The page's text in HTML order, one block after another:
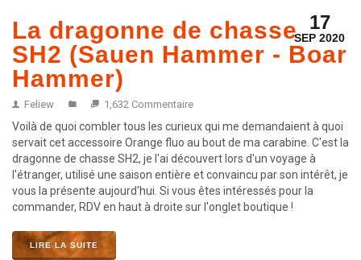
La dragonne de chasse
SH2 (Sauen Hammer - Boar
Hammer)
Feliew 1,632 Commentaire
17
SEP 2020
Voilà de quoi combler tous les curieux qui me demandaient à quoi
servait cet accessoire Orange fluo au bout de ma carabine. C'est la
dragonne de chasse SH2, je l'ai découvert lors d'un voyage à
l'étranger, utilisé une saison entière et convaincu par son intérêt, je
vous la présente aujourd'hui. Si vous êtes intéressés pour la
commander, RDV en haut à droite sur l'onglet boutique !
LIRE LA SUITE